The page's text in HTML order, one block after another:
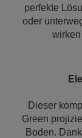
perfekte
oder
Dieser
Green
Boden.